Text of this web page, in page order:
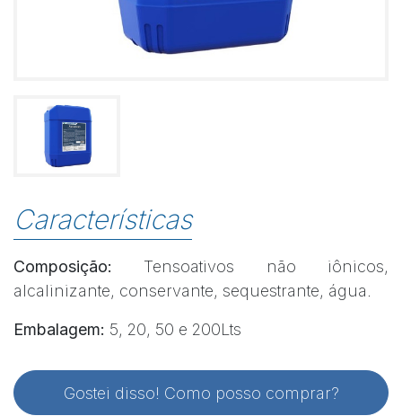
Características
Composição: Tensoativos não iônicos,
alcalinizante, conservante, sequestrante, água.
Embalagem: 5, 20, 50 e 200Lts
Gostei disso! Como posso comprar?